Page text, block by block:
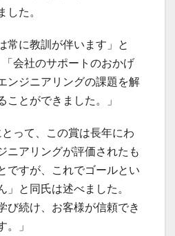
した。
常に教訓が伴います」と
会社のサポートのおかげ
ンジニアリングの課題を解
ことができました。」
って、この賞は長年にわ
ニアリングが評価されたも
ですが、これでゴールとい
」と同氏は述べました。
び続け、お客様が信頼でき
。」